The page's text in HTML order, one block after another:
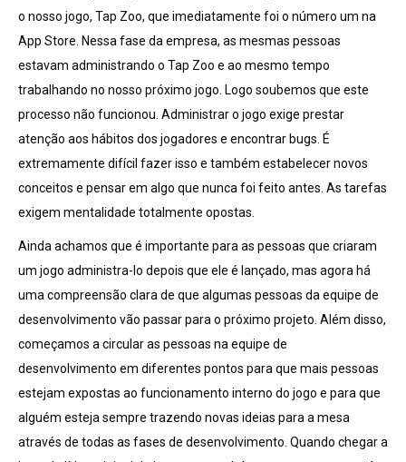
o nosso jogo, Tap Zoo, que imediatamente foi o número um na
App Store. Nessa fase da empresa, as mesmas pessoas
estavam administrando o Tap Zoo e ao mesmo tempo
trabalhando no nosso próximo jogo. Logo soubemos que este
processo não funcionou. Administrar o jogo exige prestar
atenção aos hábitos dos jogadores e encontrar bugs. É
extremamente difícil fazer isso e também estabelecer novos
conceitos e pensar em algo que nunca foi feito antes. As tarefas
exigem mentalidade totalmente opostas.
Ainda achamos que é importante para as pessoas que criaram
um jogo administra-lo depois que ele é lançado, mas agora há
uma compreensão clara de que algumas pessoas da equipe de
desenvolvimento vão passar para o próximo projeto. Além disso,
começamos a circular as pessoas na equipe de
desenvolvimento em diferentes pontos para que mais pessoas
estejam expostas ao funcionamento interno do jogo e para que
alguém esteja sempre trazendo novas ideias para a mesa
através de todas as fases de desenvolvimento. Quando chegar a